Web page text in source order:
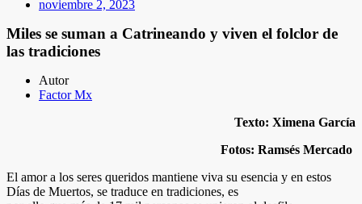
noviembre 2, 2023
Miles se suman a Catrineando y viven el folclor de
las tradiciones
Autor
Factor Mx
Texto: Ximena García
Fotos: Ramsés Mercado
El amor a los seres queridos mantiene viva su esencia y en estos
Días de Muertos, se traduce en tradiciones, es